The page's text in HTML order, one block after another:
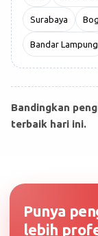
Surabaya
Bandar Lampung
Bandingkan
terbaik hari ini.
Punya
lebih